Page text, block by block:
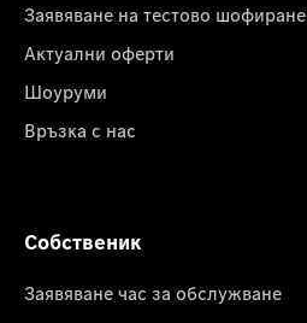
Заявяване на тестово шофиране
Актуални оферти
Шоуруми
Връзка с нас
Собственик
Заявяване час за обслужване